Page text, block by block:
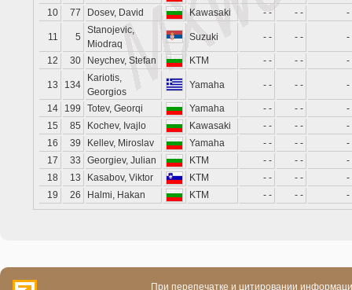
10
77 Dosev, David Kawasaki - - - - -
11 5
Stanojevic,
Miodraq
Suzuki - - - - -
12 30 Neychev, Stefan KTM - - - - -
13 134
Kariotis,
Georgios
Yamaha - - - - -
14 199 Totev, Georqi Yamaha - - - -
-
15
85 Kochev, Ivajlo Kawasaki - - - -
-
16
39 Kellev, Miroslav Yamaha - - - -
-
17
33 Georgiev, Julian KTM - - - -
-
18
13 Kasabov, Viktor KTM - - - -
-
19
26 Halmi, Hakan KTM - - - - -
При перепечатке и цитировании